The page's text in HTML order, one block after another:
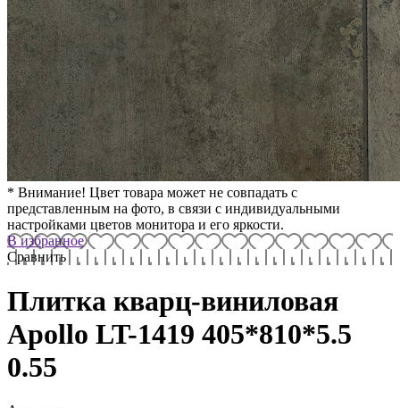
* Внимание! Цвет товара может не совпадать с
представленным на фото, в связи с индивидуальными
настройками цветов монитора и его яркости.
В избранное
Сравнить
Плитка кварц-виниловая
Apollo LT-1419 405*810*5.5
0.55